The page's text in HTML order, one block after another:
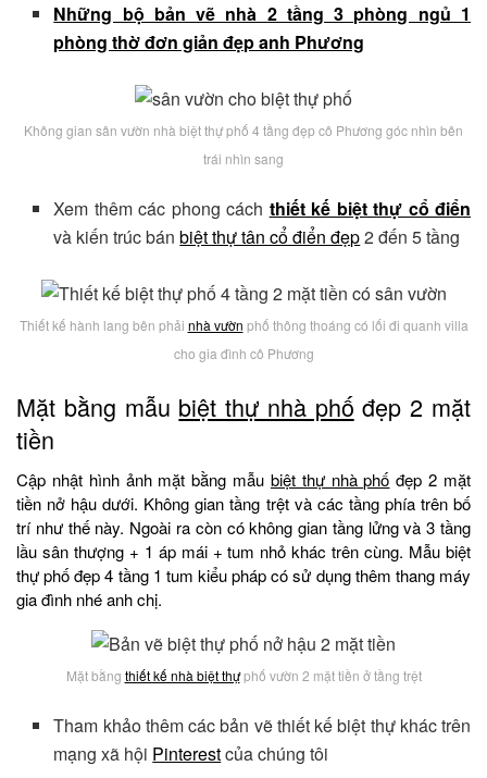
Những bộ bản vẽ nhà 2 tầng 3 phòng ngủ 1
phòng thờ đơn giản đẹp anh Phương
Không gian sân vườn nhà biệt thự phố 4 tầng đẹp cô Phương góc nhìn bên
trái nhìn sang
Xem thêm các phong cách thiết kế biệt thự cổ điển
và kiến trúc bánbiệt thự tân cổ điển đẹp2 đến 5 tầng
Thiết kế hành lang bên phải nhà vườn phố thông thoáng có lối đi quanh villa
cho gia đình cô Phương
Mặt bằng mẫu biệt thự nhà phố đẹp 2 mặt
tiền
Cập nhật hình ảnh mặt bằng mẫu biệt thự nhà phố đẹp 2 mặt
tiền nở hậu dưới. Không gian tầng trệt và các tầng phía trên bố
trí như thế này. Ngoài ra còn có không gian tầng lửng và 3 tầng
lầu sân thượng + 1 áp mái + tum nhỏ khác trên cùng. Mẫu biệt
thự phố đẹp 4 tầng 1 tum kiểu pháp có sử dụng thêm thang máy
gia đình nhé anh chị.
Mặt bằng thiết kế nhà biệt thựphố vườn 2 mặt tiền ở tầng trệt
Tham khảo thêm các bản vẽ thiết kế biệt thự khác trên
mạng xã hội Pinterestcủa chúng tôi